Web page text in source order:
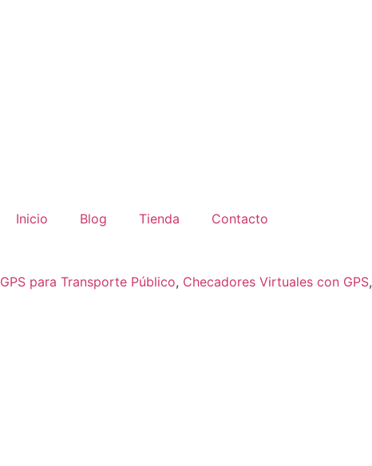
Inicio Blog Tienda Contacto
GPS para Transporte Público, Checadores Virtuales con GPS,